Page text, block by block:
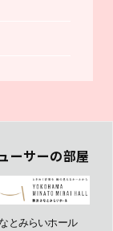
ーサーの部屋
とみらいホール